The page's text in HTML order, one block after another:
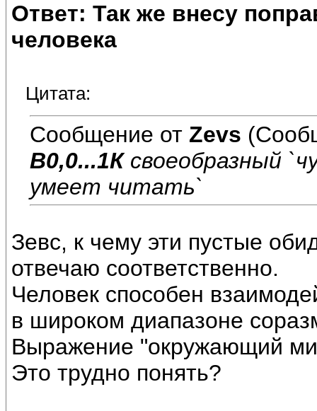
Ответ: Так же внесу
человека
Цитата:
Сообщение от Zevs
В0,0...1Ксвоеобразный
умеет читать`
Зевс, к чему эти пустые
отвечаю соответственно.
Человек способен
в широком диапазоне
Выражение "окружающий
Это трудно понять?